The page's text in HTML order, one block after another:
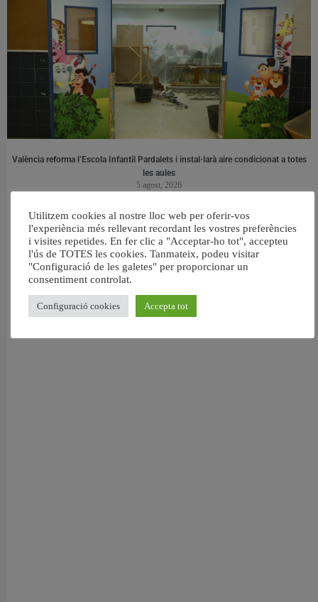
València reforma l’Escola Infantil Pardalets i instal·larà aire condicionat a totes
les aules
5 agost, 2026
Utilitzem cookies al nostre lloc web per oferir-vos
l'experiència més rellevant recordant les vostres preferències
i visites repetides. En fer clic a "Acceptar-ho tot", accepteu
l'ús de TOTES les cookies. Tanmateix, podeu visitar
"Configuració de les galetes" per proporcionar un
consentiment controlat.
Configuració cookies Accepta tot